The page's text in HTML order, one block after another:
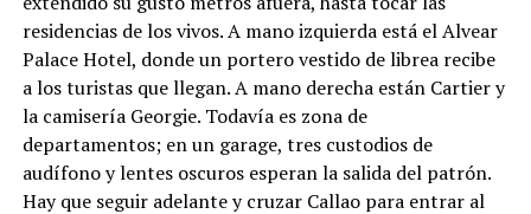
residencias de los vivos. A mano izquierda está el Alvear
Palace Hotel, donde un portero vestido de librea recibe
a los turistas que llegan. A mano derecha están Cartier y
la camisería Georgie. Todavía es zona de
departamentos; en un garage, tres custodios de
audífono y lentes oscuros esperan la salida del patrón.
Hay que seguir adelante y cruzar Callao para entrar al